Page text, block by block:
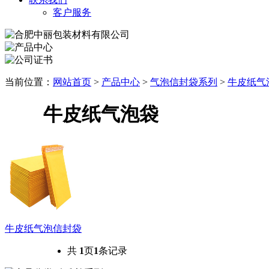
客户服务
当前位置： 网站首页 > 产品中心 > 气泡信封袋系列 > 牛皮纸气
牛皮纸气泡袋
牛皮纸气泡信封袋
共 1页1条记录